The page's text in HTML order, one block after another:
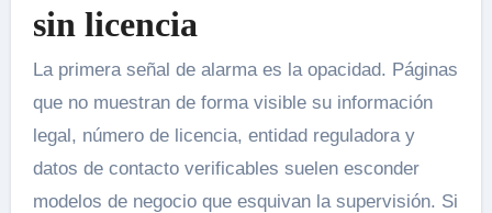
sin licencia
La primera señal de alarma es la opacidad. Páginas
que no muestran de forma visible su información
legal, número de licencia, entidad reguladora y
datos de contacto verificables suelen esconder
modelos de negocio que esquivan la supervisión. Si